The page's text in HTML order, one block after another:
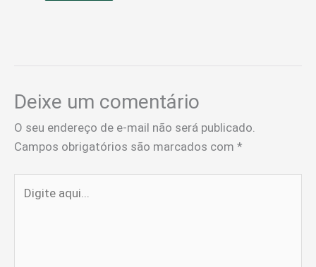
Deixe um comentário
O seu endereço de e-mail não será publicado.
Campos obrigatórios são marcados com *
aqui...